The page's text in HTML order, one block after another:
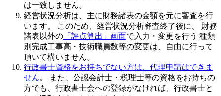
は一致しません。
経営状況分析は、主に財務諸表の金額を元に審査を行
います。 このため、 経営状況分析審査終了後に、 財務
諸表以外の 「評点算出」画面で入力・変更を行う 種類
別完成工事高・技術職員数等の変更は、自由に行って
頂いて構いません。
行政書士資格をお持ちでない方は、代理申請はできま
せん。 また、公認会計士・税理士等の資格をお持ちの
方でも、行政書士会への登録がなければ、行政書士と